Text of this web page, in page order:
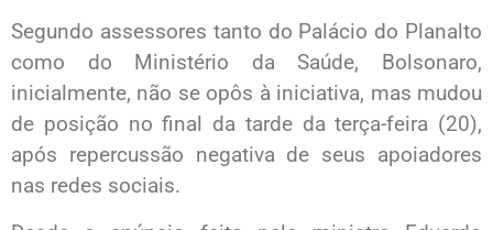
Segundo assessores tanto do Palácio do Planalto
como do Ministério da Saúde, Bolsonaro,
inicialmente, não se opôs à iniciativa, mas mudou
de posição no final da tarde da terça-feira (20),
após repercussão negativa de seus apoiadores
nas redes sociais.